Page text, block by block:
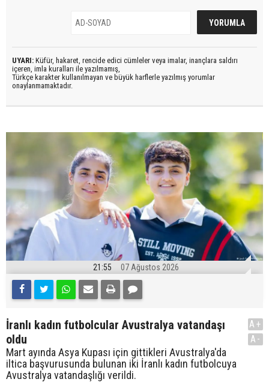
UYARI: Küfür, hakaret, rencide edici cümleler veya imalar, inançlara saldırı
içeren, imla kuralları ile yazılmamış,
Türkçe karakter kullanılmayan ve büyük harflerle yazılmış yorumlar
onaylanmamaktadır.
21:55 07 Ağustos 2026
İranlı kadın futbolcular Avustralya vatandaşı
oldu
Mart ayında Asya Kupası için gittikleri Avustralya'da
iltica başvurusunda bulunan iki İranlı kadın futbolcuya
Avustralya vatandaşlığı verildi.
A+
A-